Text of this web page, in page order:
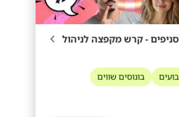
- קרש מקפצה לניהול
בונוסים שווים